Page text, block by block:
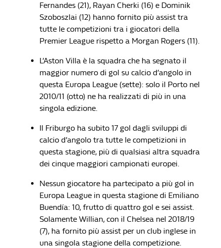
Fernandes (21), Rayan Cherki (16) e Dominik
Szoboszlai (12) hanno fornito più assist tra
tutte le competizioni tra i giocatori della
Premier League rispetto a Morgan Rogers (11).
L’Aston Villa è la squadra che ha segnato il
maggior numero di gol su calcio d’angolo in
questa Europa League (sette): solo il Porto nel
2010/11 (otto) ne ha realizzati di più in una
singola edizione.
Il Friburgo ha subito 17 gol dagli sviluppi di
calcio d’angolo tra tutte le competizioni in
questa stagione, più di qualsiasi altra squadra
dei cinque maggiori campionati europei.
Nessun giocatore ha partecipato a più gol in
Europa League in questa stagione di Emiliano
Buendía: 10, frutto di quattro gol e sei assist.
Solamente Willian, con il Chelsea nel 2018/19
(7), ha fornito più assist per un club inglese in
una singola stagione della competizione.